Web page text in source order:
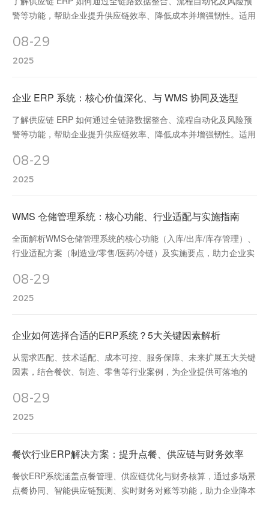
警等功能，帮助企业提升供应链效率、降低成本并增强韧性。适用
08-29
2025
企业 ERP 系统：核心价值深化、与 WMS 协同及选型
了解供应链 ERP 如何通过全链路数据整合、流程自动化及风险预
警等功能，帮助企业提升供应链效率、降低成本并增强韧性。适用
08-29
2025
WMS 仓储管理系统：核心功能、行业适配与实施指南
全面解析WMS仓储管理系统的核心功能（入库/出库/库存管理）、
行业适配方案（制造业/零售/医药/冷链）及实施要点，助力企业实
08-29
2025
企业如何选择合适的ERP系统？5大关键因素解析
从需求匹配、技术适配、成本可控、服务保障、未来扩展五大关键
因素，结合餐饮、制造、零售等行业案例，为企业提供可落地的
08-29
2025
餐饮行业ERP解决方案：提升点餐、供应链与财务效率
餐饮ERP系统涵盖点餐管理、供应链优化与财务核算，通过多场景
点餐协同、智能供应链预测、实时财务对账等功能，助力企业降本